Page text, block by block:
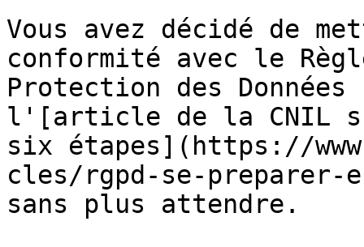
Vous avez décidé de
conformité avec le
Protection des
l'[article de la CNIL
six étapes](https://
cles/rgpd-se-preparer-
sans plus attendre.